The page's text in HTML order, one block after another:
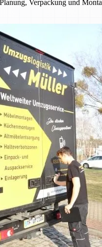
Verpackung und